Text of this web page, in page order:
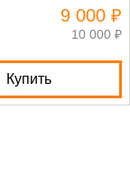
9 000 ₽
10 000 ₽
Купить